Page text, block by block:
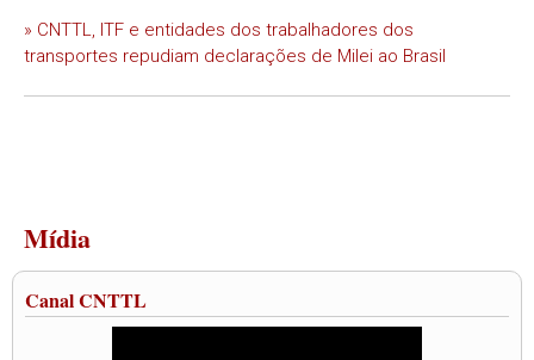
» CNTTL, ITF e entidades dos trabalhadores dos
transportes repudiam declarações de Milei ao Brasil
Mídia
Canal CNTTL